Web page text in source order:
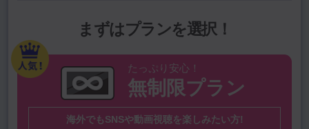
まずはプランを選択！
たっぷり安心！
無制限プラン
海外でもSNSや動画視聴を楽しみたい方!
韓国（大韓民
国）
中国（中華人民
共和国）
タイ ハワイ ベトナム
オーストラリア スペイン